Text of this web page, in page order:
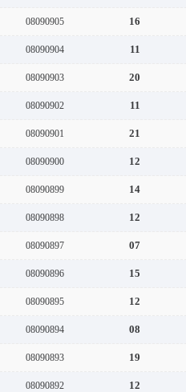
08090905 16
08090904 11
08090903 20
08090902 11
08090901 21
08090900 12
08090899 14
08090898 12
08090897 07
08090896 15
08090895 12
08090894 08
08090893 19
08090892 12